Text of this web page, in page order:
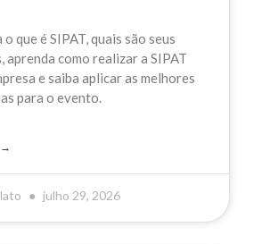
que é SIPAT, quais são seus
aprenda como realizar a SIPAT
e saiba aplicar as melhores
para o evento.
→
julho 29, 2026